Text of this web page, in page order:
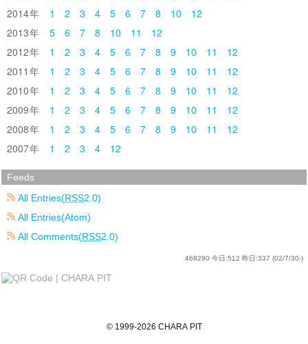
2014
1 2 3 4 5 6 7 8 10
12
2013
5 6 7 8 10 11
12
2012
1 2 3 4 5 6 7 8 9 10 11
12
2011
1 2 3 4 5 6 7 8 9 10 11
12
2010
1 2 3 4 5 6 7 8 9 10 11
12
2009
1 2 3 4 5 6 7 8 9 10 11
12
2008
1 2 3 4 5 6 7 8 9 10 11
12
2007
1 2 3 4 12
Feeds
All Entries(RSS2.0)
All Entries(Atom)
All Comments(RSS2.0)
468290 今日:512 昨日:337 (02/7/30-)
© 1999-2026 CHARA PIT